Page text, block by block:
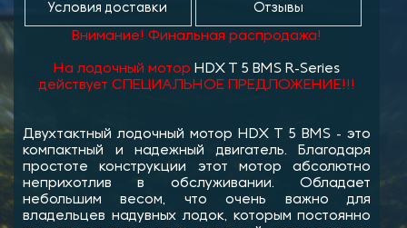
Условия доставки Отзывы
Внимание! Финальная распродажа!
На лодочный мотор HDX T 5 BMS R-Series
действует СПЕЦИАЛЬНОЕ ПРЕДЛОЖЕНИЕ!!!
Двухтактный лодочный мотор HDX T 5 BMS - это
компактный и надежный двигатель. Благодаря
простоте конструкции этот мотор абсолютно
неприхотлив в обслуживании. Обладает
небольшим весом, что очень важно для
владельцев надувных лодок, которым постоянно